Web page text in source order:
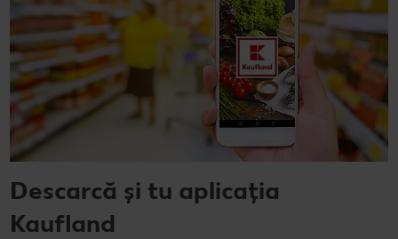
Descarcă și tu aplicația
Kaufland